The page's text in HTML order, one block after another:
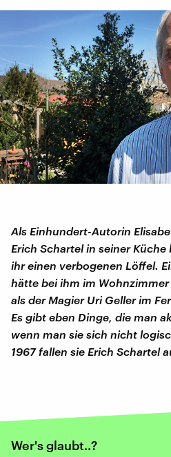
Als Einhundert-Autorin
Erich Schartel in seiner Küche
ihr einen verbogenen Löffel.
hätte bei ihm im
als der Magier Uri Geller im
Es gibt eben Dinge, die man
wenn man sie sich nicht
1967 fallen sie Erich Schartel
Wer's glaubt..?